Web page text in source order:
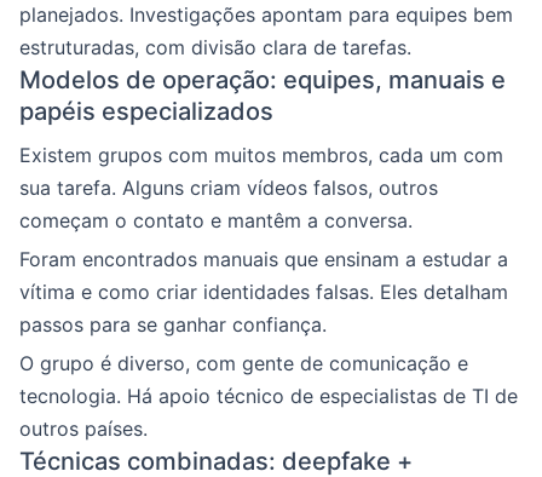
planejados. Investigações apontam para equipes bem
estruturadas, com divisão clara de tarefas.
Modelos de operação: equipes, manuais e
papéis especializados
Existem grupos com muitos membros, cada um com
sua tarefa. Alguns criam vídeos falsos, outros
começam o contato e mantêm a conversa.
Foram encontrados manuais que ensinam a estudar a
vítima e como criar identidades falsas. Eles detalham
passos para se ganhar confiança.
O grupo é diverso, com gente de comunicação e
tecnologia. Há apoio técnico de especialistas de TI de
outros países.
Técnicas combinadas: deepfake +